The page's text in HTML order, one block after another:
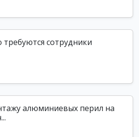
сотрудники
алюминиевых перил на